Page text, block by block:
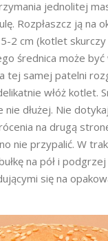
jednolitej
Rozpłaszcz ją na
2 cm (kotlet
średnica może być
tej samej patelni
włóż kotlet.
nie dłużej. Nie
na drugą
nie przypalić. W
na pół i
się na